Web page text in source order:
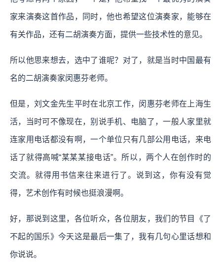
家来演奏这首作品，同时，他也希望这位演奏家，能够在
有关作品，还有二胡演奏方面，提供一些技术性的意见。
所以他思来想去，选中了谁呢？对了，就是当时中国最有
名的二胡演奏家闵惠芬老师。
但是，刘文金先生平时在北京工作，闵惠芬老师在上海生
活，当时可不像现在，别说手机、电脑了，一般人家里就
连家用电话都没有啊，一个单位只有几部公用电话，来电
话了就得高喊“某某某接电话”。所以，两个人在创作时的
交流。就得用书信来往来进行了。说到这，你有没有觉
得，艺术创作有时候也挺浪漫啊。
好，那说到这里，各位听众，各位朋友，我们的节目《了
不起的国乐》今天这是最后一集了，我有几句心里话想和
你说说。